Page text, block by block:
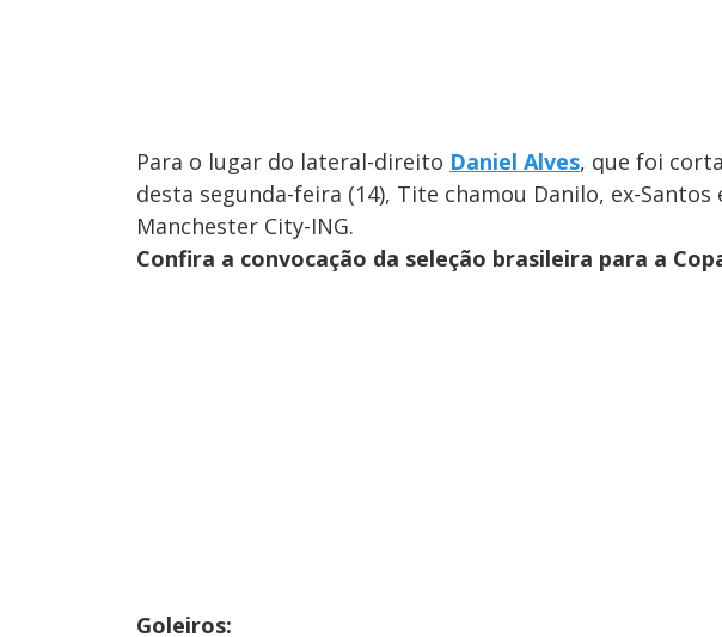
Para o lugar do lateral-direito Daniel Alves, que foi
desta segunda-feira (14), Tite chamou Danilo, ex-
Manchester City-ING.
Confira a convocação da seleção brasileira para a
Goleiros: